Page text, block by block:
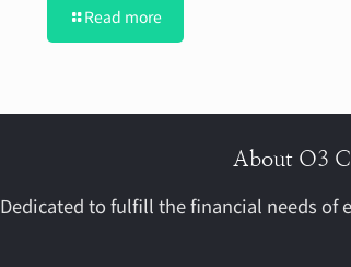
Read more
About O3
Dedicated to fulfill the financial needs of